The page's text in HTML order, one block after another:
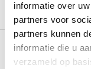
informatie over
partners voor
partners kunnen
informatie die u
verzameld op
Stel je vraag
Klik hier